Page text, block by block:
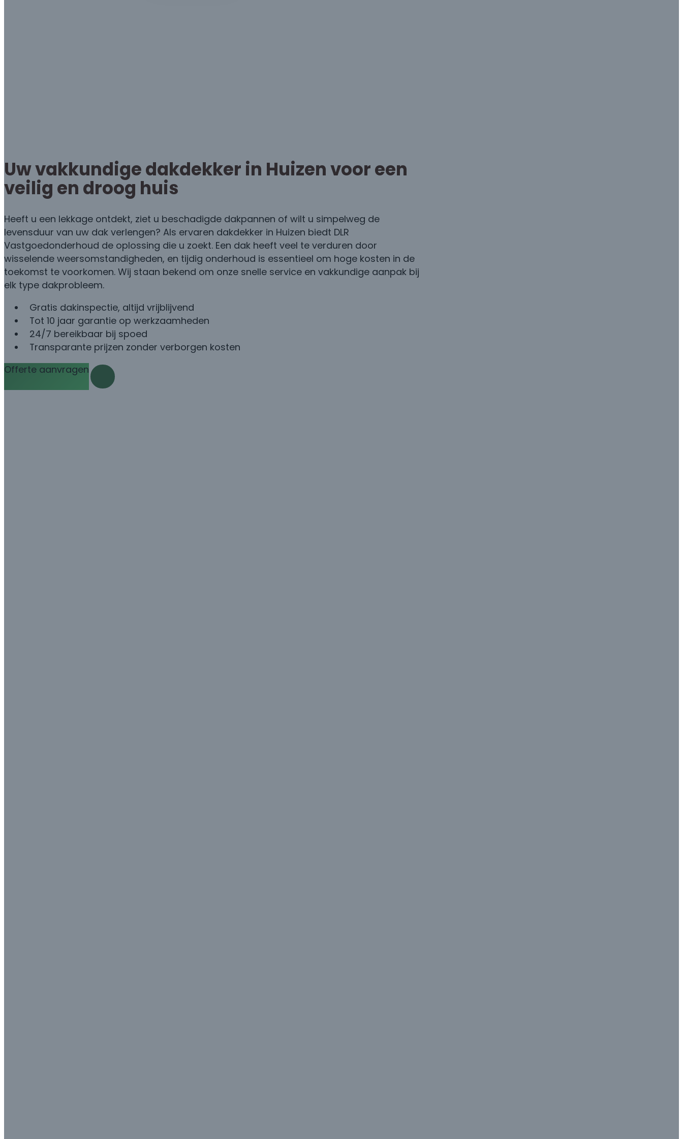
Uw vakkundige dakdekker in Huizen voor een
veilig en droog huis
Heeft u een lekkage ontdekt, ziet u beschadigde dakpannen of wilt u simpelweg de
levensduur van uw dak verlengen? Als ervaren dakdekker in Huizen biedt DLR
Vastgoedonderhoud de oplossing die u zoekt. Een dak heeft veel te verduren door
wisselende weersomstandigheden, en tijdig onderhoud is essentieel om hoge kosten in de
toekomst te voorkomen. Wij staan bekend om onze snelle service en vakkundige aanpak bij
elk type dakprobleem.
Gratis dakinspectie, altijd vrijblijvend
Tot 10 jaar garantie op werkzaamheden
24/7 bereikbaar bij spoed
Transparante prijzen zonder verborgen kosten
Offerte aanvragen